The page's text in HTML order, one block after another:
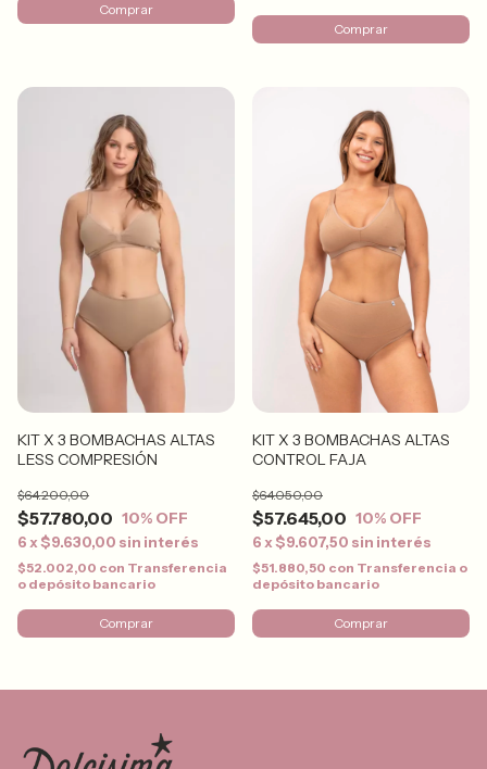
Comprar
Comprar
KIT X 3 BOMBACHAS ALTAS
LESS COMPRESIÓN
$57.780,00
$64.200,00
10% OFF
6 x$9.630,00 sin interés
$52.002,00 con Transferencia
o depósito bancario
Comprar
KIT X 3 BOMBACHAS ALTAS
CONTROL FAJA
$57.645,00
$64.050,00
10% OFF
6 x$9.607,50 sin interés
$51.880,50 con Transferencia o
depósito bancario
Comprar